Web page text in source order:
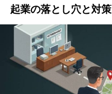
起業の落とし穴と対策